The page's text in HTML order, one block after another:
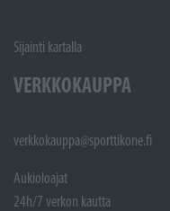
Sijainti kartalla
VERKKOKAUPPA
verkkokauppa@sporttikone.fi
Aukioloajat
24h/7 verkon kautta